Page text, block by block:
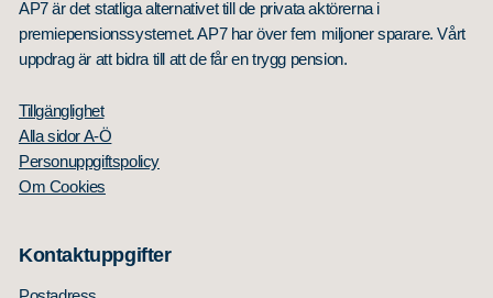
AP7 är det statliga alternativet till de privata aktörerna i
premiepensionssystemet. AP7 har över fem miljoner sparare. Vårt
uppdrag är att bidra till att de får en trygg pension.
Tillgänglighet
Alla sidor A-Ö
Personuppgiftspolicy
Om Cookies
Kontaktuppgifter